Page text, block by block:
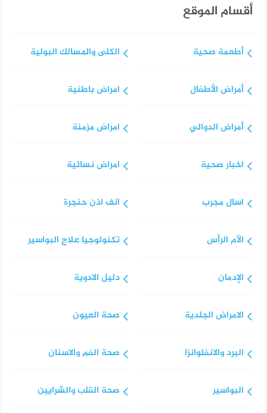
أقسام الموقع
أطعمة صحية
أمراض الأطفال
أمراض الدوالي
اخبار صحية
اسال مجرب
الآم الرأس
الإدمان
الامراض الجلدية
البرد والانفلوانزا
البواسير
الكلى والمسالك البولية
امراض باطنية
امراض مزمنة
امراض نسائية
انف اذن حنجرة
تكنولوجيا علاج البواسير
دليل الادوية
صحة العيون
صحة الفم والاسنان
صحة القلب والشرايين